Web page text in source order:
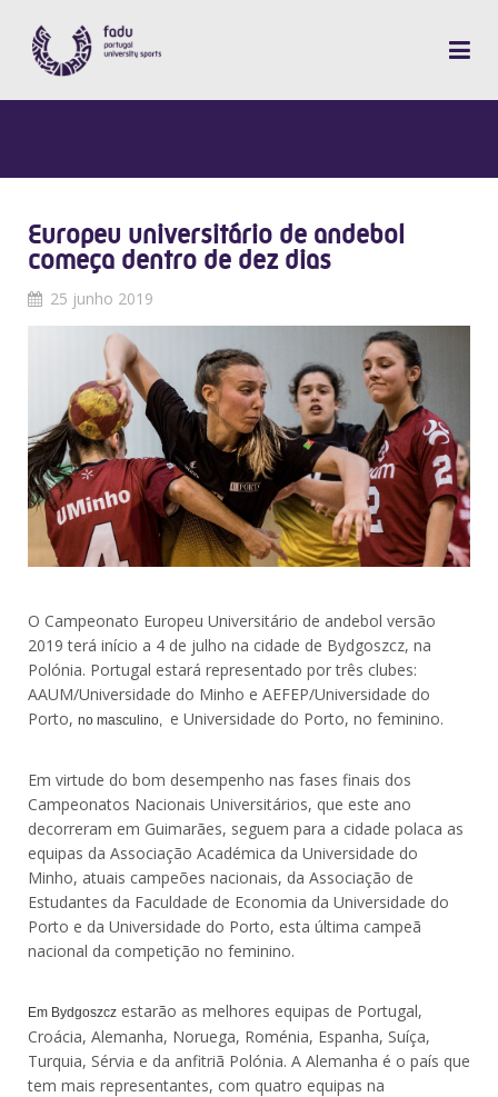
Europeu universitário de andebol
começa dentro de dez dias
25 junho 2019
O Campeonato Europeu Universitário de andebol versão
2019 terá início a 4 de julho na cidade de Bydgoszcz, na
Polónia. Portugal estará representado por três clubes:
AAUM/Universidade do Minho e AEFEP/Universidade do
Porto, no masculino, e Universidade do Porto, no feminino.
Em virtude do bom desempenho nas fases finais dos
Campeonatos Nacionais Universitários, que este ano
decorreram em Guimarães, seguem para a cidade polaca as
equipas da Associação Académica da Universidade do
Minho, atuais campeões nacionais, da Associação de
Estudantes da Faculdade de Economia da Universidade do
Porto e da Universidade do Porto, esta última campeã
nacional da competição no feminino.
Em Bydgoszcz estarão as melhores equipas de Portugal,
Croácia, Alemanha, Noruega, Roménia, Espanha, Suíça,
Turquia, Sérvia e da anfitriã Polónia. A Alemanha é o país que
tem mais representantes, com quatro equipas na